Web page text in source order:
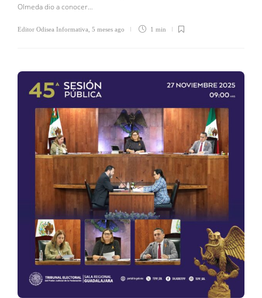
Olmeda dio a conocer…
Editor Odisea Informativa 5 meses ago 1 min